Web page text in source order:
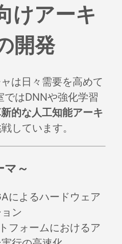
けアーキ
開発
は日々需要を高めて
ではDNNや強化学習
的な人工知能アーキ
しています。
マ～
によるハードウェア
ン
フォームにおけるア